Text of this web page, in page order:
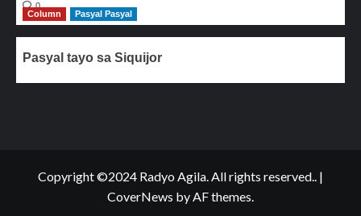
0
Column
Pasyal Pasyal
Pasyal tayo sa Siquijor
Copyright ©2024 Radyo Agila. All rights reserved.. |
CoverNews by AF themes.